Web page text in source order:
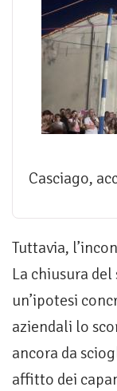
Casciago,
Tuttavia,
La chiusura
un’ipotesi
aziendali lo
ancora da
affitto dei